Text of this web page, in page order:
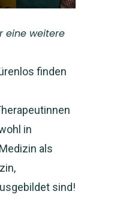
eine weitere
finden
in
als
sind!